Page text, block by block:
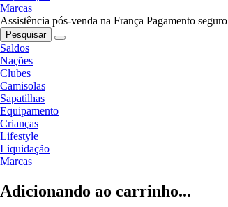
Marcas
Assistência pós-venda na França Pagamento seguro
Pesquisar
Saldos
Nações
Clubes
Camisolas
Sapatilhas
Equipamento
Crianças
Lifestyle
Liquidação
Marcas
Adicionando ao carrinho...